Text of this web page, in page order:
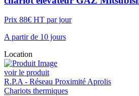
Prix 88€ HT par jour
A partir de 10 jours
Location
voir le produit
R.P.A - Réseau Proximité Aprolis
Chariots thermiques